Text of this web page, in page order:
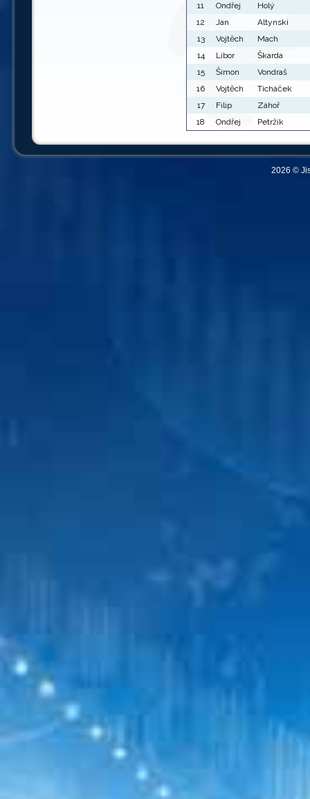
11
Ondřej
Holý
12
Jan
Altynski
13
Vojtěch
Mach
14
Libor
Škarda
15
Šimon
Vondraš
16
Vojtěch
Ticháček
17
Filip
Záhoř
18
Ondřej Petržík
2026 ©